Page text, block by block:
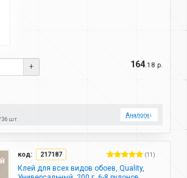
+ 164.18 р.
36 шт.
Аналоги↓
код: 217187 (11)
Клей для всех видов обоев, Quality,